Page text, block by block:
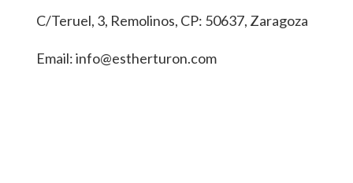
C/Teruel, 3, Remolinos, CP: 50637, Zaragoza
Email: info@estherturon.com